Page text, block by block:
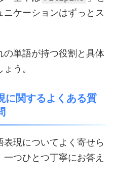
ケーションはずっとス
の単語が持つ役割と具体
う。
に関するよくある質
現についてよく寄せら
つひとつ丁寧にお答え